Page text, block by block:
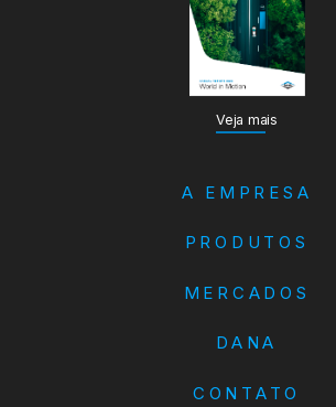
Veja mais
A EMPRESA
PRODUTOS
MERCADOS
DANA
CONTATO